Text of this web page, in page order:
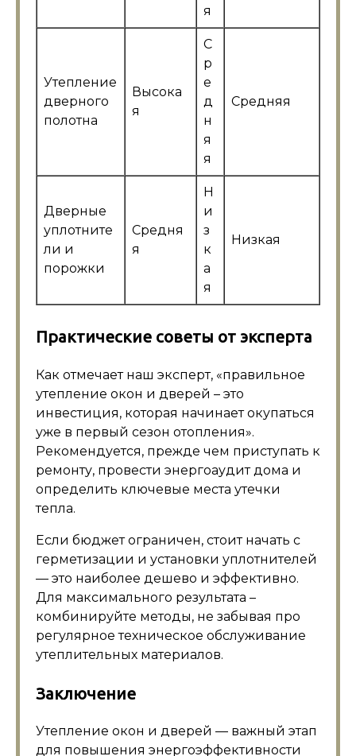
я
Утепление
дверного
полотна
Высока
я
С
р
е
д
н
я
я
Средняя
Дверные
уплотните
ли и
порожки
Средня
я
Н
и
з
к
а
я
Низкая
Практические советы от эксперта
Как отмечает наш эксперт, «правильное
утепление окон и дверей – это
инвестиция, которая начинает окупаться
уже в первый сезон отопления».
Рекомендуется, прежде чем приступать к
ремонту, провести энергоаудит дома и
определить ключевые места утечки
тепла.
Если бюджет ограничен, стоит начать с
герметизации и установки уплотнителей
— это наиболее дешево и эффективно.
Для максимального результата –
комбинируйте методы, не забывая про
регулярное техническое обслуживание
утеплительных материалов.
Заключение
Утепление окон и дверей — важный этап
для повышения энергоэффективности